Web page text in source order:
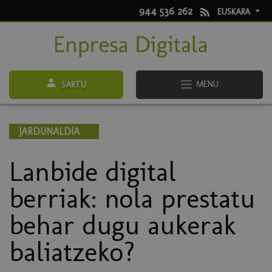
944 536 262 EUSKARA
SARTU MENU
JARDUNALDIA
Lanbide digital
berriak: nola prestatu
behar dugu aukerak
baliatzeko?